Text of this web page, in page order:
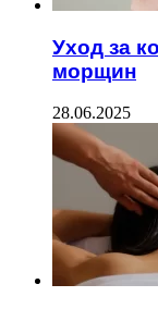
Уход за
морщин
28.06.2025